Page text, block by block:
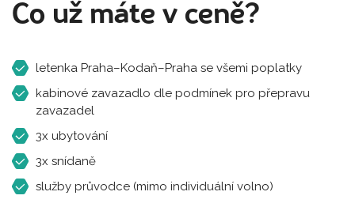
Co už máte v ceně?
letenka Praha–Kodaň–Praha se všemi poplatky
kabinové zavazadlo dle podmínek pro přepravu
zavazadel
3x ubytování
3x snídaně
služby průvodce (mimo individuální volno)